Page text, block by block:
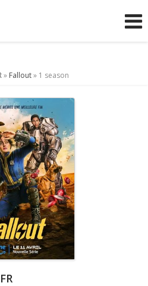
» Fallout» 1 season